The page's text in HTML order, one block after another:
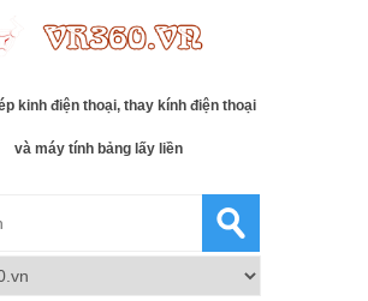
kinh điện thoại, thay kính điện thoại
và máy tính bảng lấy liền